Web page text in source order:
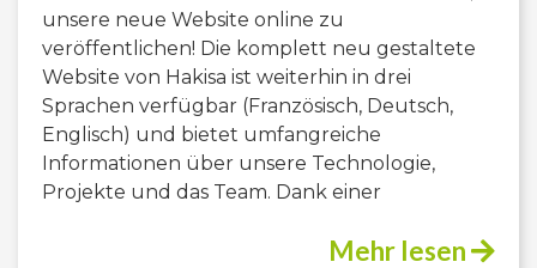
unsere neue Website online zu
veröffentlichen! Die komplett neu gestaltete
Website von Hakisa ist weiterhin in drei
Sprachen verfügbar (Französisch, Deutsch,
Englisch) und bietet umfangreiche
Informationen über unsere Technologie,
Projekte und das Team. Dank einer
Mehr lesen